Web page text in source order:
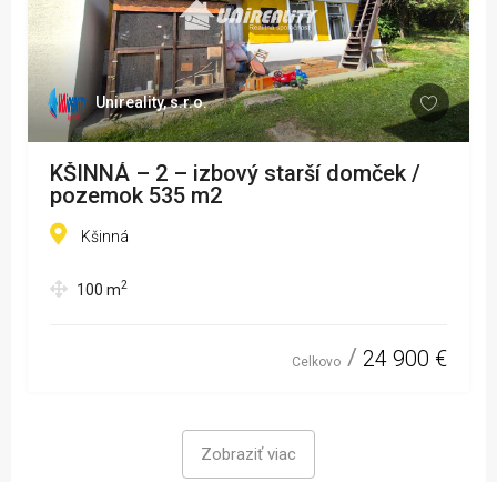
Unireality, s.r.o.
KŠINNÁ – 2 – izbový starší domček /
pozemok 535 m2
Kšinná
100 m2
Celkovo 24 900 €
Zobraziť viac